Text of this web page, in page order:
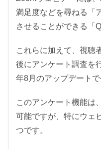
満足度などを尋ねる「
させることができる「
これらに加えて、視聴
後にアンケート調査を
年8月のアップデートで
このアンケート機能は
可能ですが、特にウェ
つです。